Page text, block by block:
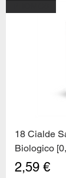
18 Cialde
Biologico
Prezzo
2,59 €